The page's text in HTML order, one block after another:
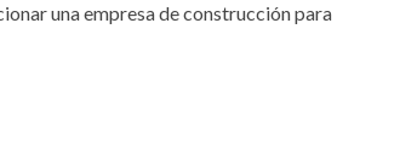
una empresa de construcción para